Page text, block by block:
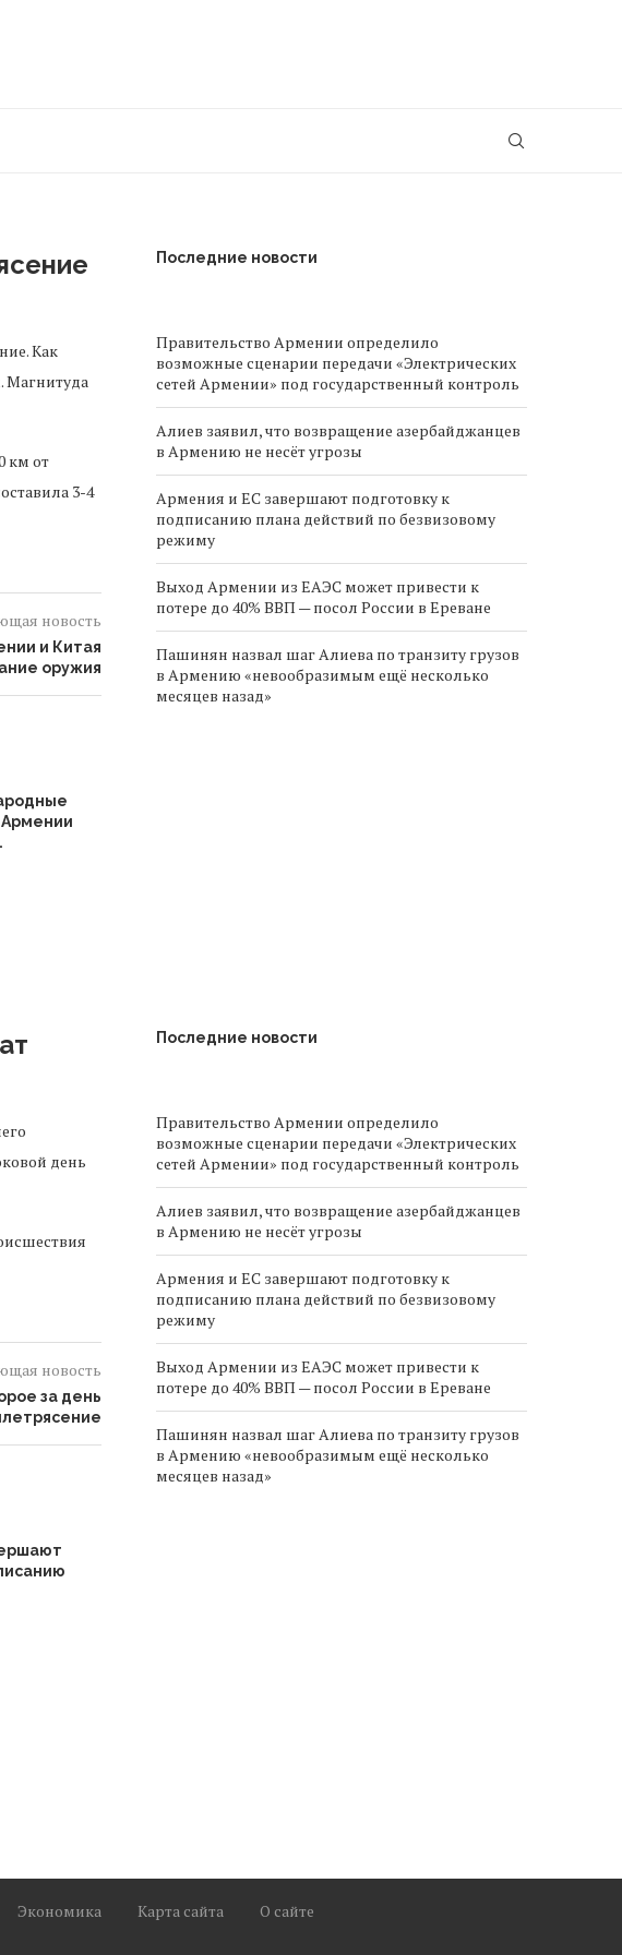
Как
Магнитуда
км от
3-4
новость
и Китая
оружия
Армении
Последние новости
Правительство Армении определило
возможные сценарии передачи «Электрических
сетей Армении» под государственный контроль
Алиев заявил, что возвращение азербайджанцев
в Армению не несёт угрозы
Армения и ЕС завершают подготовку к
подписанию плана действий по безвизовому
режиму
Выход Армении из ЕАЭС может привести к
потере до 40% ВВП — посол России в Ереване
Пашинян назвал шаг Алиева по транзиту грузов
в Армению «невообразимым ещё несколько
месяцев назад»
день
новость
за день
Последние новости
Правительство Армении определило
возможные сценарии передачи «Электрических
сетей Армении» под государственный контроль
Алиев заявил, что возвращение азербайджанцев
в Армению не несёт угрозы
Армения и ЕС завершают подготовку к
подписанию плана действий по безвизовому
режиму
Выход Армении из ЕАЭС может привести к
потере до 40% ВВП — посол России в Ереване
Пашинян назвал шаг Алиева по транзиту грузов
в Армению «невообразимым ещё несколько
месяцев назад»
Экономика Карта сайта
О сайте